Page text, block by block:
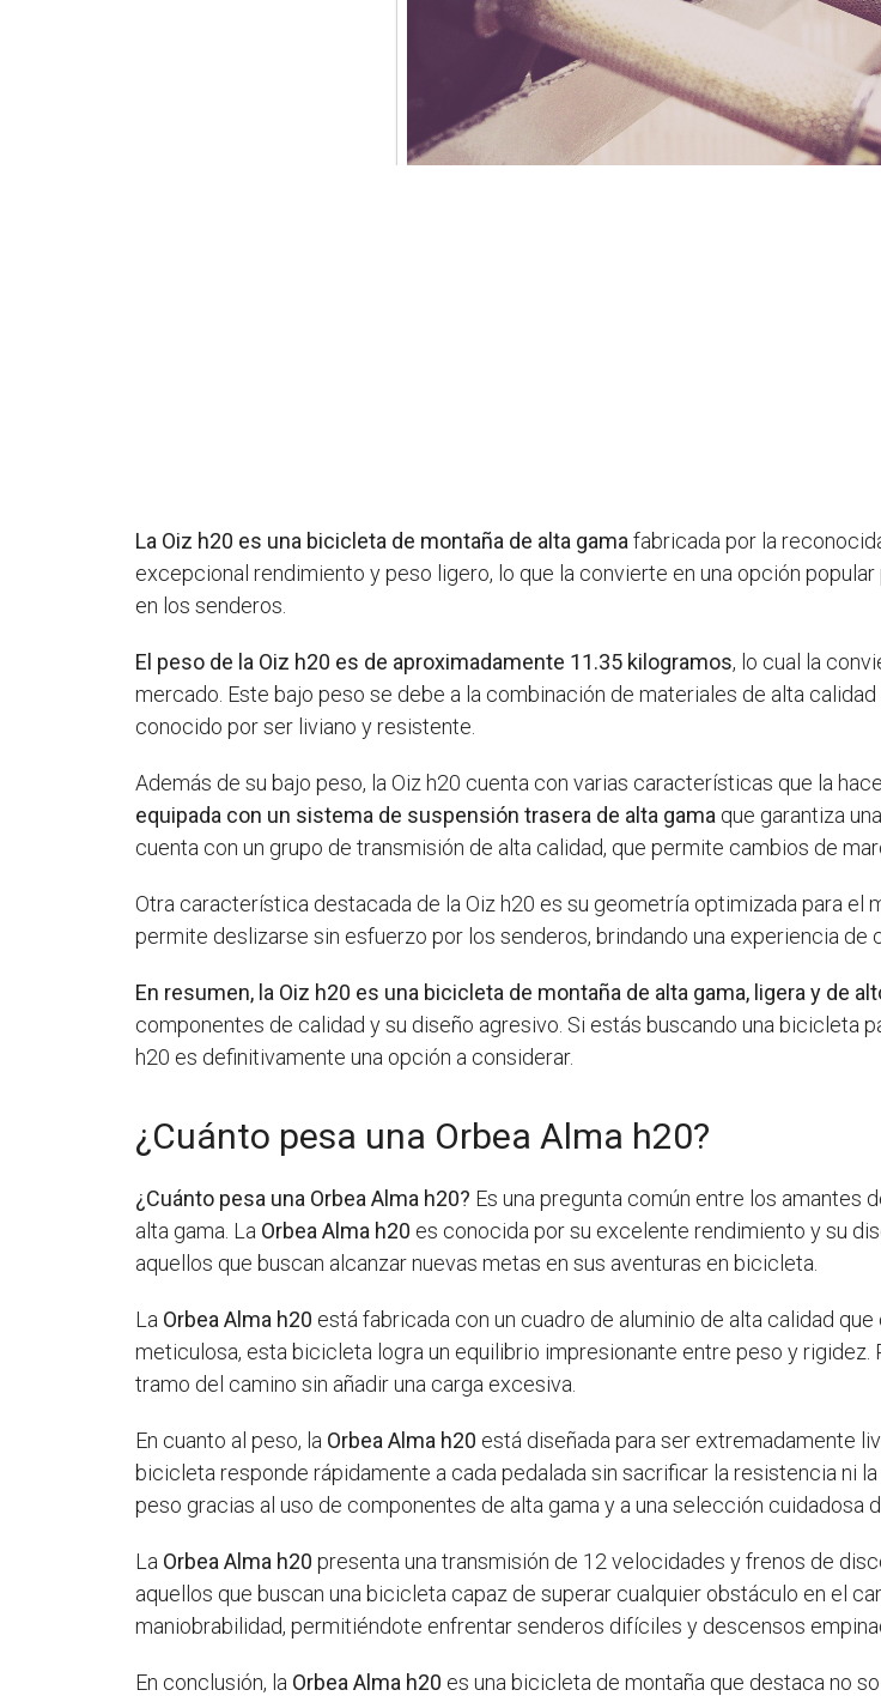
La Oiz h20 es una bicicleta de montaña de alta gama fabricada por la
excepcional rendimiento y peso ligero, lo que la convierte en una opción
en los senderos.
El peso de la Oiz h20 es de aproximadamente 11.35 kilogramos, lo cual la
mercado. Este bajo peso se debe a la combinación de materiales de alta
conocido por ser liviano y resistente.
Además de su bajo peso, la Oiz h20 cuenta con varias características que la
equipada con un sistema de suspensión trasera de alta gama que garantiza
cuenta con un grupo de transmisión de alta calidad, que permite cambios de
Otra característica destacada de la Oiz h20 es su geometría optimizada para el
permite deslizarse sin esfuerzo por los senderos, brindando una experiencia de
En resumen, la Oiz h20 es una bicicleta de montaña de alta gama, ligera y de
componentes de calidad y su diseño agresivo. Si estás buscando una bicicleta
h20 es definitivamente una opción a considerar.
¿Cuánto pesa una Orbea Alma h20?
¿Cuánto pesa una Orbea Alma h20? Es una pregunta común entre los amantes
alta gama. La Orbea Alma h20 es conocida por su excelente rendimiento y su
aquellos que buscan alcanzar nuevas metas en sus aventuras en bicicleta.
La Orbea Alma h20 está fabricada con un cuadro de aluminio de alta calidad
meticulosa, esta bicicleta logra un equilibrio impresionante entre peso y
tramo del camino sin añadir una carga excesiva.
En cuanto al peso, la Orbea Alma h20 está diseñada para ser extremadamente
bicicleta responde rápidamente a cada pedalada sin sacrificar la resistencia ni
peso gracias al uso de componentes de alta gama y a una selección cuidadosa
La Orbea Alma h20 presenta una transmisión de 12 velocidades y frenos de
aquellos que buscan una bicicleta capaz de superar cualquier obstáculo en el
maniobrabilidad, permitiéndote enfrentar senderos difíciles y descensos
En conclusión, la Orbea Alma h20 es una bicicleta de montaña que destaca no